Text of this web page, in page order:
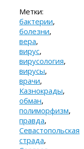
Метки:
бактерии,
болезни,
вера,
вирус,
вирусология,
вирусы,
врачи,
Казнокрады,
обман,
полиморфизм,
правда,
Севастопольская
страда,